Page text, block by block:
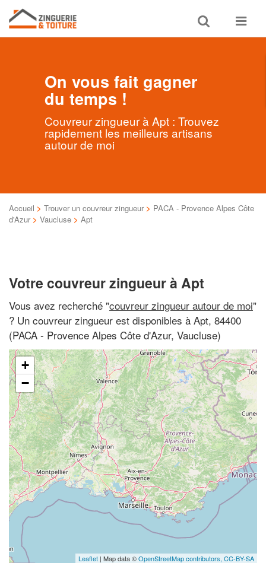
Toggle
search
Toggle
On vous fait gagner
du temps !
Couvreur zingueur à Apt : Trouvez
rapidement les meilleurs artisans
autour de moi
Accueil > Trouver un couvreur zingueur > PACA - Provence Alpes Côte
d'Azur > Vaucluse > Apt
Votre couvreur zingueur à Apt
Vous avez recherché "couvreur zingueur autour de moi"
? Un couvreur zingueur est disponibles à Apt, 84400
(PACA - Provence Alpes Côte d'Azur, Vaucluse)
+
−
Leaflet | Map data ©OpenStreetMap contributors, CC-BY-SA